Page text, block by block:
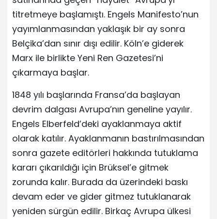
titretmeye başlamıştı. Engels Manifesto’nun
yayımlanmasından yaklaşık bir ay sonra
Belçika’dan sınır dışı edilir. Köln’e giderek
Marx ile birlikte Yeni Ren Gazetesi’ni
çıkarmaya başlar.
1848 yılı başlarında Fransa’da başlayan
devrim dalgası Avrupa’nın geneline yayılır.
Engels Elberfeld’deki ayaklanmaya aktif
olarak katılır. Ayaklanmanın bastırılmasından
sonra gazete editörleri hakkında tutuklama
kararı çıkarıldığı için Brüksel’e gitmek
zorunda kalır. Burada da üzerindeki baskı
devam eder ve gider gitmez tutuklanarak
yeniden sürgün edilir. Birkaç Avrupa ülkesi